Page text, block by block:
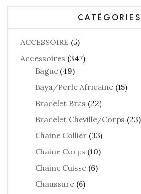
CATÉGORIES
ACCESSOIRE (5)
Accessoires (347)
Bague (49)
Baya/Perle Africaine (15)
Bracelet Bras (22)
Bracelet Cheville/Corps (23)
Chaine Collier (33)
Chaine Corps (10)
Chaine Cuisse (6)
Chaussure (6)